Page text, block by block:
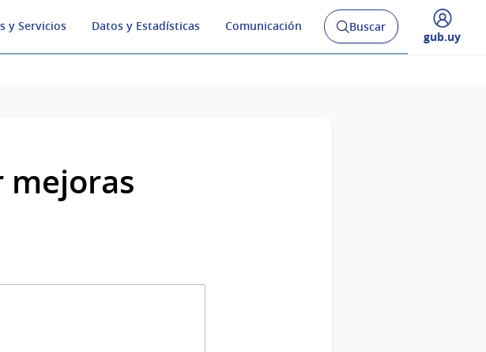
y Servicios Datos y Estadísticas Comunicación
Abrir
buscador
Buscar
Desplegar
gub.uy
mejoras